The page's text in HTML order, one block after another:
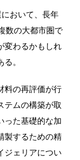
おいて、長年
数の大都市圏で
変わるかもしれ
。
料の再評価が行
テムの構築が取
った基礎的な加
製するための精
ジェリアについ